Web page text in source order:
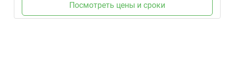
Посмотреть цены и сроки